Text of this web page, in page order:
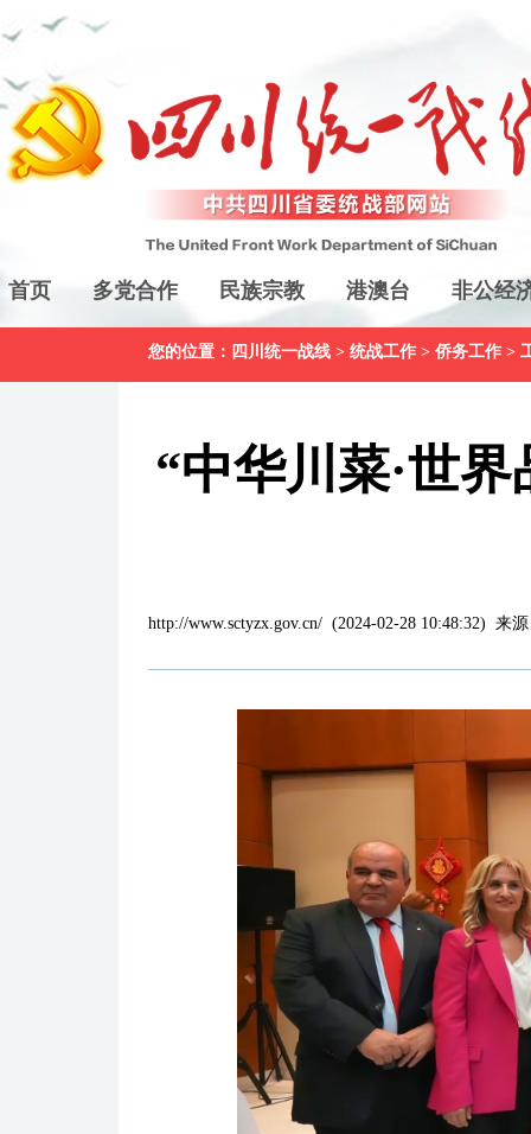
首页 多党合作 民族宗教 港澳台 非公经
您的位置： 四川统一战线 > 统战工作 > 侨务工作 >
“中华川菜·世
http://www.sctyzx.gov.cn/ (2024-02-28 10:48:32) 来